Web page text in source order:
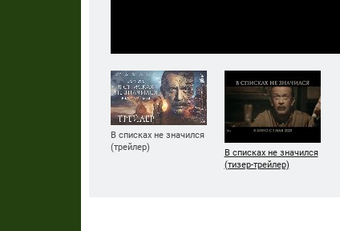
В списках не значился
(трейлер)
В списках не значился
(тизер-трейлер)